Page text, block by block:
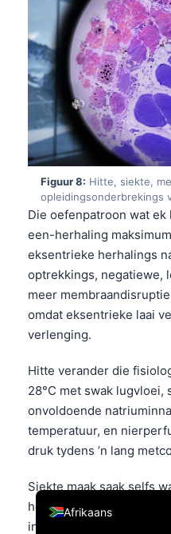
Figuur 8: Hitte, siekte,
opleidingsonderbrekings
Die oefenpatroon wat ek
een-herhaling
eksentrieke herhalings
optrekkings, negatiewe,
meer
omdat eksentrieke laai
verlenging.
Hitte verander die
28°C met swak lugvloei,
onvoldoende
temperatuur, en
druk tydens ’n lang
Siekte maak saak selfs
herstel voel. As iemand
influenza-agtige
Afrikaans
English
Deutsch
العربية
Français
עִבְרִית
Español
Português
Ελληνικά
Türkçe
Română
简体中文
فارسی
Български
Dansk
Nederlands
हिन्दी
Bahasa Indonesia
Հայերեն